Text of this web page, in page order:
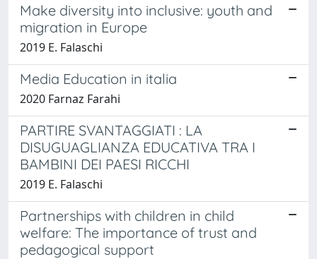
Make diversity into inclusive: youth and
migration in Europe
2019 E. Falaschi
Media Education in italia
2020 Farnaz Farahi
PARTIRE SVANTAGGIATI : LA
DISUGUAGLIANZA EDUCATIVA TRA I
BAMBINI DEI PAESI RICCHI
2019 E. Falaschi
Partnerships with children in child
welfare: The importance of trust and
pedagogical support